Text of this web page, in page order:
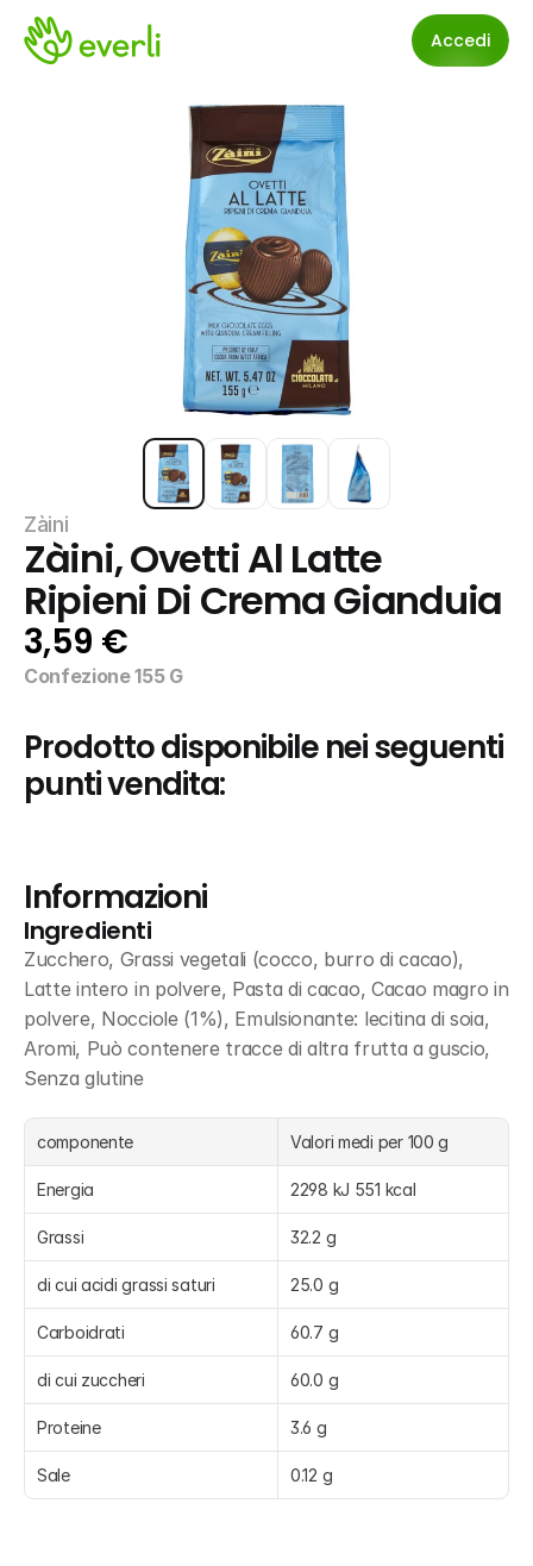
Accedi
Zàini
Zàini, Ovetti Al Latte
Ripieni Di Crema Gianduia
3,59 €
Confezione 155 G
Prodotto disponibile nei seguenti
punti vendita:
Informazioni
Ingredienti
Zucchero, Grassi vegetali (cocco, burro di cacao),
Latte intero in polvere, Pasta di cacao, Cacao magro in
polvere, Nocciole (1%), Emulsionante: lecitina di soia,
Aromi, Può contenere tracce di altra frutta a guscio,
Senza glutine
componente Valori medi per 100 g
Energia 2298 kJ 551 kcal
Grassi 32.2 g
di cui acidi grassi saturi 25.0 g
Carboidrati 60.7 g
di cui zuccheri 60.0 g
Proteine 3.6 g
Sale 0.12 g